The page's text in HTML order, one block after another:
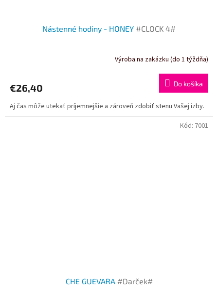
Nástenné hodiny - HONEY #CLOCK 4#
Výroba na zakázku (do 1 týždňa)
€26,40 Do košíka
Aj čas môže utekať príjemnejšie a zároveň zdobiť stenu Vašej izby.
CHE GUEVARA #Darček#
Kód: 7001